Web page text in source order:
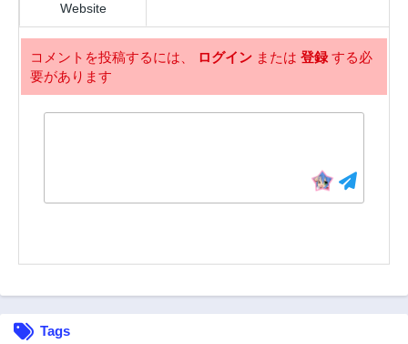
2年前 2年前
第6話
Website
コメントを投稿するには、 ログイン または 登録する必
要があります
Tags